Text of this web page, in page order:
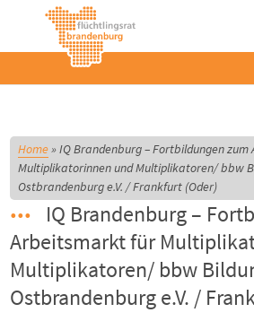
Home»IQ Brandenburg – Fortbildungen
Multiplikatorinnen und Multiplikatoren/ bbw
Ostbrandenburg e.V. / Frankfurt (Oder)
IQ Brandenburg –
Arbeitsmarkt für
Multiplikatoren/ bbw
Ostbrandenburg e.V. /